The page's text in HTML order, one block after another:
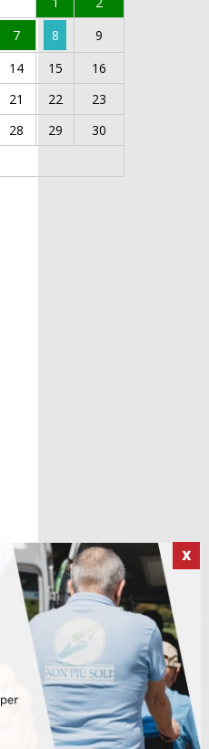
7 8
9
14 15
16
21 22
23
28 29
30
X